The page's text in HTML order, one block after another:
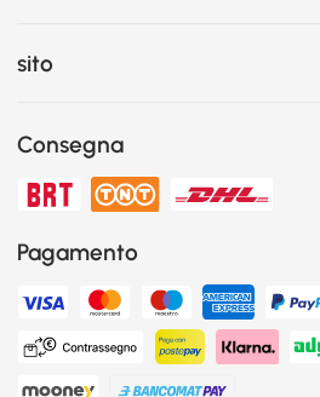
sito
Consegna
Pagamento